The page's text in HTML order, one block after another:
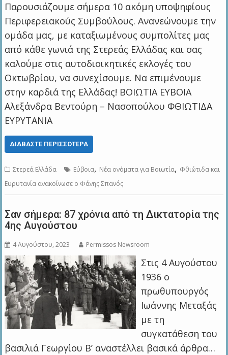
Παρουσιάζουμε σήμερα 10 ακόμη υποψηφίους
Περιφερειακούς Συμβούλους. Ανανεώνουμε την
ομάδα μας, με καταξιωμένους συμπολίτες μας
από κάθε γωνιά της Στερεάς Ελλάδας και σας
καλούμε στις αυτοδιοικητικές εκλογές του
Οκτωβρίου, να συνεχίσουμε. Να επιμένουμε
στην καρδιά της Ελλάδας! ΒΟΙΩΤΙΑ ΕΥΒΟΙΑ
Αλεξάνδρα Βεντούρη – Νασοπούλου ΦΘΙΩΤΙΔΑ
ΕΥΡΥΤΑΝΙΑ
ΔΙΑΒΆΣΤΕ ΠΕΡΙΣΣΌΤΕΡΑ
Στερεά Ελλάδα Εύβοια, Νέα ονόματα για Βοιωτία, Φθιώτιδα και
Ευρυτανία ανακοίνωσε ο Φάνης Σπανός
Σαν σήμερα: 87 χρόνια από τη Δικτατορία της
4ης Αυγούστου
4 Αυγούστου, 2023 Permissos Newsroom
Στις 4 Αυγούστου
1936 ο
πρωθυπουργός
Ιωάννης Μεταξάς
με τη
συγκατάθεση του
βασιλιά Γεωργίου Β’ αναστέλλει βασικά άρθρα…